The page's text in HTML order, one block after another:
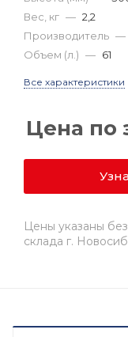
Вес, кг — 2,2
Производитель —
Объем (л.) — 61
Все характеристики
Цена по
Цены указаны
склада г.